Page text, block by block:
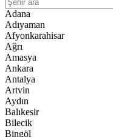
Adana
Adıyaman
Afyonkarahisar
Ağrı
Amasya
Ankara
Antalya
Artvin
Aydın
Balıkesir
Bilecik
Bingöl